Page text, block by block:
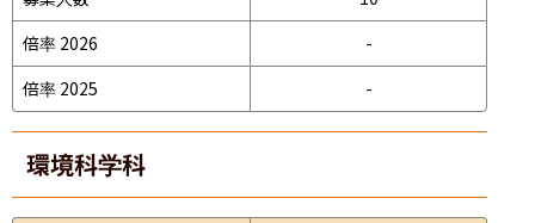
倍率 2026
-
倍率 2025
-
環境科学科